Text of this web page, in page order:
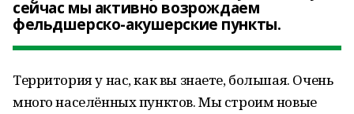
сейчас мы активно возрождаем
фельдшерско-акушерские пункты.
Территория у нас, как вы знаете, большая. Очень
много населённых пунктов. Мы строим новые